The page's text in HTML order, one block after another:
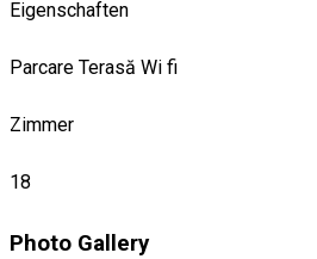
Eigenschaften
Parcare Terasă Wi fi
Zimmer
18
Photo Gallery